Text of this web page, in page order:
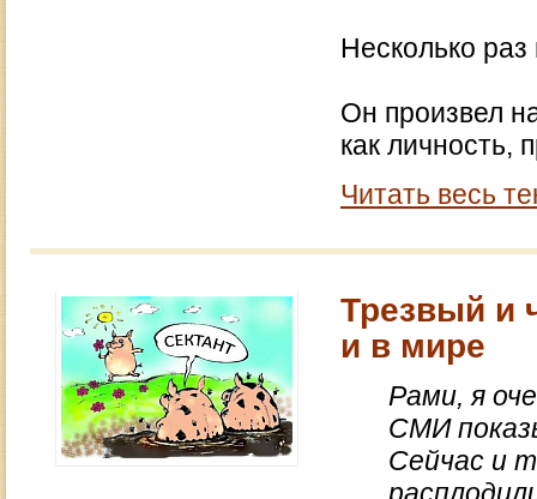
Несколько раз
Он произвел
как личность,
Читать весь
Трезвый и
и в мире
Рами, я
СМИ
Сейчас и